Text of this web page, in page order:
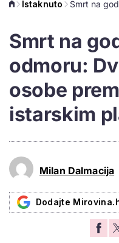
Istaknuto
Smrt na
odmoru:
osobe
istarskim
Milan Dalmacija
Dodajte